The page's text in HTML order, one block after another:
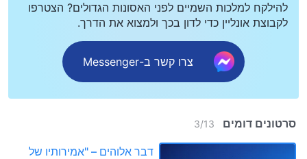
להילקח למלכות השמיים לפני האסונות הגדולים? הצטרפו
לקבוצת אונליין כדי לדון בכך ולמצוא את הדרך.
צרו קשר ב-Messenger
סרטונים דומים 3/13
דבר אלוהים – "אמירותיו של